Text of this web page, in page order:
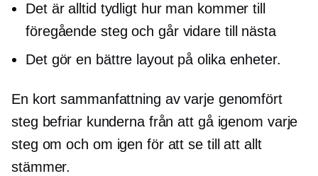
Det är alltid tydligt hur man kommer till
föregående steg och går vidare till nästa
Det gör en bättre layout på olika enheter.
En kort sammanfattning av varje genomfört
steg befriar kunderna från att gå igenom varje
steg om och om igen för att se till att allt
stämmer.